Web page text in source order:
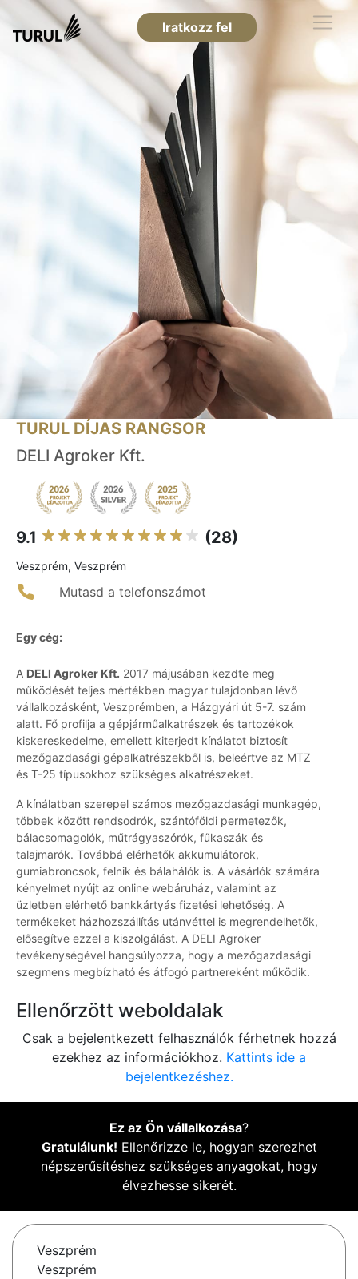
Iratkozz fel
TURUL DÍJAS RANGSOR
DELI Agroker Kft.
9.1 (28)
Veszprém, Veszprém
Mutasd a telefonszámot
Egy cég:
A DELI Agroker Kft. 2017 májusában kezdte meg
működését teljes mértékben magyar tulajdonban lévő
vállalkozásként, Veszprémben, a Házgyári út 5-7. szám
alatt. Fő profilja a gépjárműalkatrészek és tartozékok
kiskereskedelme, emellett kiterjedt kínálatot biztosít
mezőgazdasági gépalkatrészekből is, beleértve az MTZ
és T-25 típusokhoz szükséges alkatrészeket.
A kínálatban szerepel számos mezőgazdasági munkagép,
többek között rendsodrók, szántóföldi permetezők,
bálacsomagolók, műtrágyaszórók, fűkaszák és
talajmarók. Továbbá elérhetők akkumulátorok,
gumiabroncsok, felnik és bálahálók is. A vásárlók számára
kényelmet nyújt az online webáruház, valamint az
üzletben elérhető bankkártyás fizetési lehetőség. A
termékeket házhozszállítás utánvéttel is megrendelhetők,
elősegítve ezzel a kiszolgálást. A DELI Agroker
tevékenységével hangsúlyozza, hogy a mezőgazdasági
szegmens megbízható és átfogó partnereként működik.
Ellenőrzött weboldalak
Csak a bejelentkezett felhasználók férhetnek hozzá
ezekhez az információkhoz. Kattints ide a
bejelentkezéshez.
Ez az Ön vállalkozása?
Gratulálunk! Ellenőrizze le, hogyan szerezhet
népszerűsítéshez szükséges anyagokat, hogy
élvezhesse sikerét.
Veszprém
Veszprém